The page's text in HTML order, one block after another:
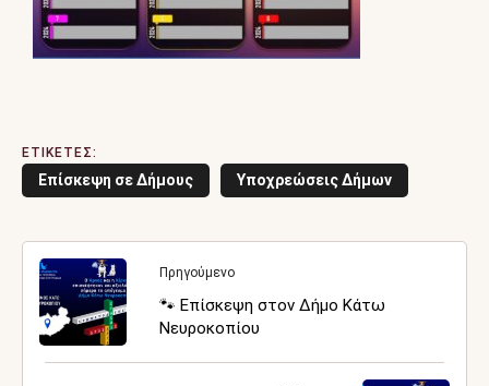
ΕΤΙΚΕΤΕΣ:
Επίσκεψη σε Δήμους Υποχρεώσεις Δήμων
Πρηγούμενο
🐾 Επίσκεψη στον Δήμο Κάτω
Νευροκοπίου